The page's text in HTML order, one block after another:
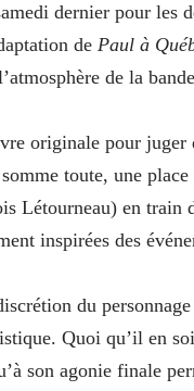
dernier pour les
de Paul à
de la
originale pour juger
toute, une
Létourneau) en
inspirées des
du
Quoi qu’il en
son agonie finale